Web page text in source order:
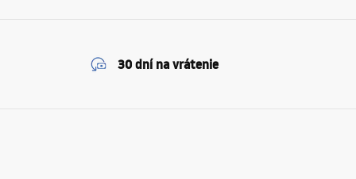
30 dní na vrátenie